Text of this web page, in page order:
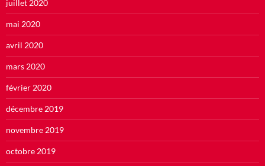
juillet 2020
mai 2020
avril 2020
mars 2020
février 2020
décembre 2019
novembre 2019
octobre 2019